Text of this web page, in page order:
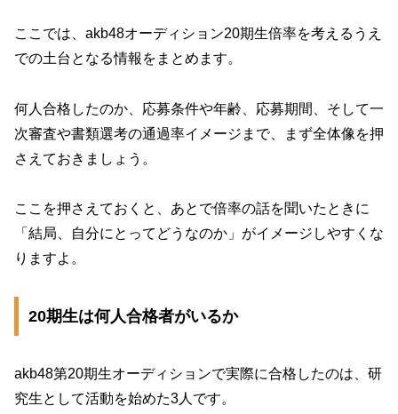
ここでは、akb48オーディション20期生倍率を考えるうえ
での土台となる情報をまとめます。
何人合格したのか、応募条件や年齢、応募期間、そして一
次審査や書類選考の通過率イメージまで、まず全体像を押
さえておきましょう。
ここを押さえておくと、あとで倍率の話を聞いたときに
「結局、自分にとってどうなのか」がイメージしやすくな
りますよ。
20期生は何人合格者がいるか
akb48第20期生オーディションで実際に合格したのは、研
究生として活動を始めた3人です。